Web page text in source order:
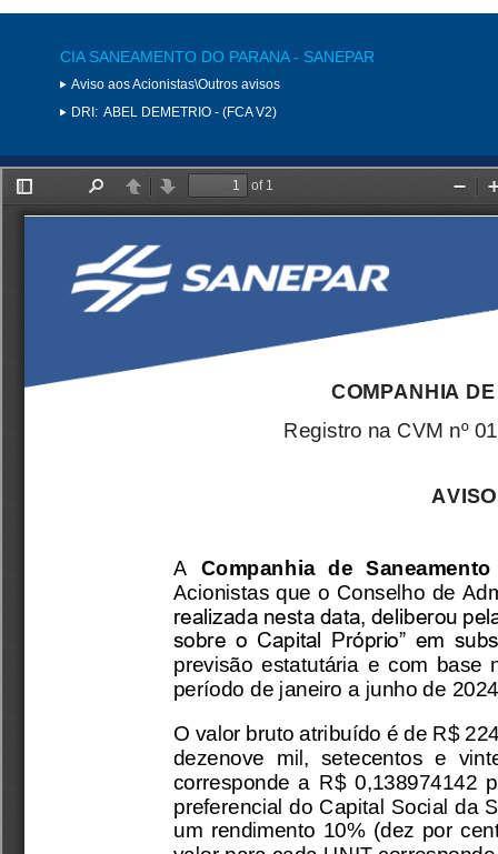
CIA SANEAMENTO DO PARANA - SANEPAR
Aviso aos Acionistas\Outros avisos
DRI: ABEL DEMETRIO - (FCA V2)